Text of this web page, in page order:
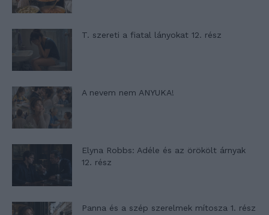
T. szereti a fiatal lányokat 12. rész
A nevem nem ANYUKA!
Elyna Robbs: Adéle és az örökölt árnyak
12. rész
Panna és a szép szerelmek mítosza 1. rész